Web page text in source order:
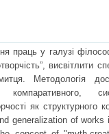
праць у галузі
висвітлити
Методологія
компаративного,
як структурного
generalization of